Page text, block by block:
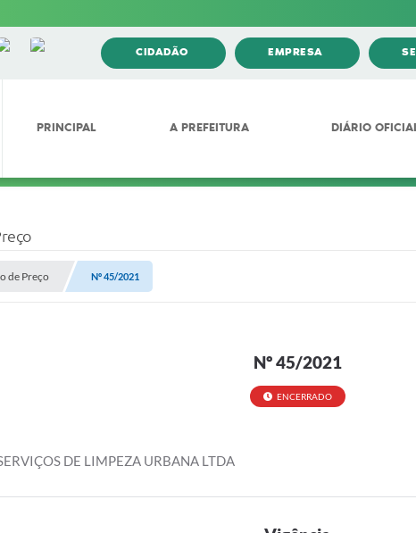
CIDADÃO EMPRESA
PRINCIPAL A PREFEITURA DIÁRIO
de Preço Nº 45/2021
Nº 45/2021
ENCERRADO
DE LIMPEZA URBANA LTDA